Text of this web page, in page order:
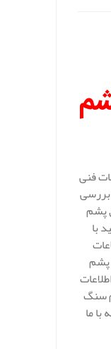
فنی
پشم
با
پشم
سنگ
با ما